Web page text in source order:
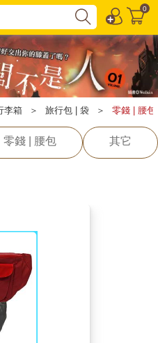
0
李箱 ＞ 旅行包 | 袋 ＞ 零錢 | 腰包
零錢 | 腰包 其它